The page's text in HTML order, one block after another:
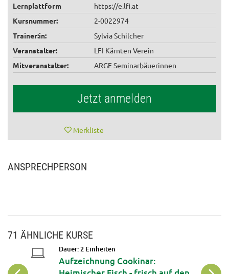
Lernplattform
https://e.lfi.at
Kursnummer:
2-0022974
Trainer:in:
Sylvia Schilcher
Veranstalter:
LFI Kärnten Verein
Mitveranstalter:
ARGE Seminarbäuerinnen
Jetzt anmelden
Merkliste
ANSPRECHPERSON
71 ÄHNLICHE KURSE
Dauer: 2 Einheiten
Aufzeichnung Cookinar: